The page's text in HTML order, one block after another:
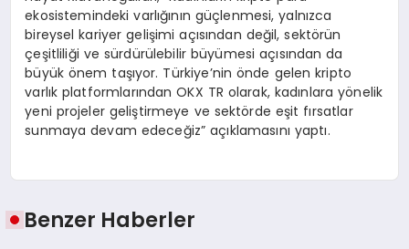
ekosistemindeki varlığının güçlenmesi, yalnızca
bireysel kariyer gelişimi açısından değil, sektörün
çeşitliliği ve sürdürülebilir büyümesi açısından da
büyük önem taşıyor. Türkiye’nin önde gelen kripto
varlık platformlarından OKX TR olarak, kadınlara yönelik
yeni projeler geliştirmeye ve sektörde eşit fırsatlar
sunmaya devam edeceğiz” açıklamasını yaptı.
Benzer Haberler